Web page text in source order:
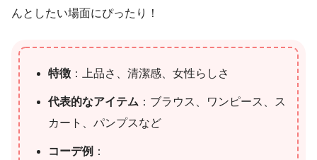
んとしたい場面にぴったり！
特徴 ：上品さ、清潔感、女性らしさ
代表的なアイテム ：ブラウス、ワンピース、ス
カート、パンプスなど
コーデ例 ：